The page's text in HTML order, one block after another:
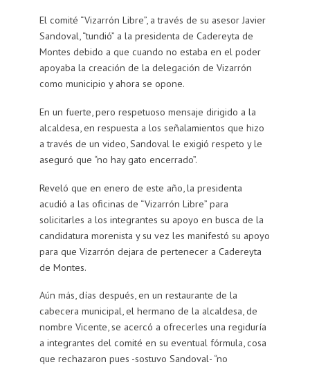
El comité “Vizarrón Libre”, a través de su asesor Javier
Sandoval, “tundió” a la presidenta de Cadereyta de
Montes debido a que cuando no estaba en el poder
apoyaba la creación de la delegación de Vizarrón
como municipio y ahora se opone.
En un fuerte, pero respetuoso mensaje dirigido a la
alcaldesa, en respuesta a los señalamientos que hizo
a través de un video, Sandoval le exigió respeto y le
aseguró que “no hay gato encerrado”.
Reveló que en enero de este año, la presidenta
acudió a las oficinas de “Vizarrón Libre” para
solicitarles a los integrantes su apoyo en busca de la
candidatura morenista y su vez les manifestó su apoyo
para que Vizarrón dejara de pertenecer a Cadereyta
de Montes.
Aún más, días después, en un restaurante de la
cabecera municipal, el hermano de la alcaldesa, de
nombre Vicente, se acercó a ofrecerles una regiduría
a integrantes del comité en su eventual fórmula, cosa
que rechazaron pues -sostuvo Sandoval- “no